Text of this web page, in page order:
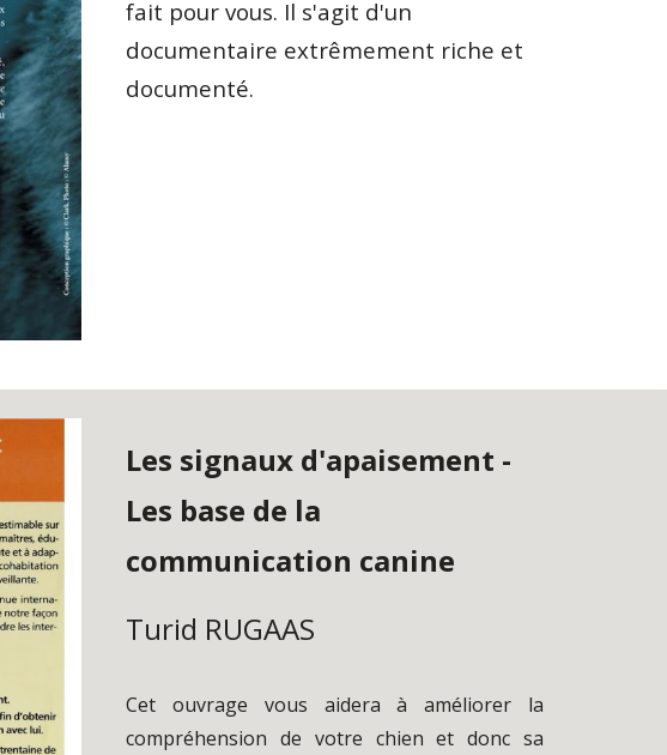
fait pour vous. Il s'agit d'un
documentaire extrêmement riche et
documenté.
Les signaux d'apaisement -
Les base de la
communication canine
Turid RUGAAS
Cet ouvrage vous aidera à améliorer la
compréhension de votre chien et donc sa